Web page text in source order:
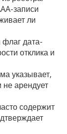
записи
ли
флаг дата-
отклика и
указывает,
арендует
содержит